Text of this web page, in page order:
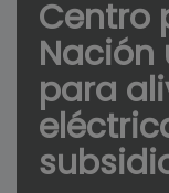
Centro
Nación
para